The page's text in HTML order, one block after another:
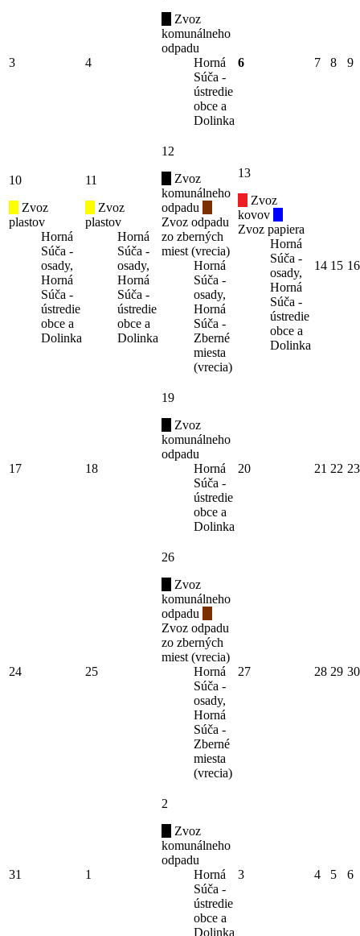
3 4
Zvoz
komunálneho
odpadu
Horná
Súča -
ústredie
obce a
Dolinka
6 7 8 9
10
Zvoz
plastov
Horná
Súča -
osady,
Horná
Súča -
ústredie
obce a
Dolinka
11
Zvoz
plastov
Horná
Súča -
osady,
Horná
Súča -
ústredie
obce a
Dolinka
12
Zvoz
komunálneho
odpadu
Zvoz odpadu
zo zberných
miest (vrecia)
Horná
Súča -
osady,
Horná
Súča -
Zberné
miesta
(vrecia)
13
Zvoz
kovov
Zvoz papiera
Horná
Súča -
osady,
Horná
Súča -
ústredie
obce a
Dolinka
14 15 16
17 18
19
Zvoz
komunálneho
odpadu
Horná
Súča -
ústredie
obce a
Dolinka
20 21 22 23
24 25
26
Zvoz
komunálneho
odpadu
Zvoz odpadu
zo zberných
miest (vrecia)
Horná
Súča -
osady,
Horná
Súča -
Zberné
miesta
(vrecia)
27 28 29 30
31 1
2
Zvoz
komunálneho
odpadu
Horná
Súča -
ústredie
obce a
Dolinka
3 4 5 6